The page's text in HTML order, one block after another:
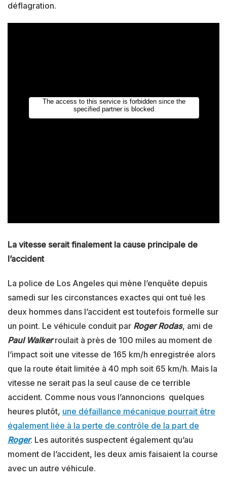
déflagration.
La vitesse serait finalement la cause principale de
l’accident
La police de Los Angeles qui mène l’enquête depuis
samedi sur les circonstances exactes qui ont tué les
deux hommes dans l’accident est toutefois formelle sur
un point. Le véhicule conduit par Roger Rodas, ami de
Paul Walker roulait à près de 100 miles au moment de
l’impact soit une vitesse de 165 km/h enregistrée alors
que la route était limitée à 40 mph soit 65 km/h. Mais la
vitesse ne serait pas la seul cause de ce terrible
accident. Comme nous vous l’annoncions quelques
heures plutôt, une défaillance mécanique pourrait être
également liée à la perte de contrôle de la part de
Roger. Les autorités suspectent également qu’au
moment de l’accident, les deux amis faisaient la course
avec un autre véhicule.